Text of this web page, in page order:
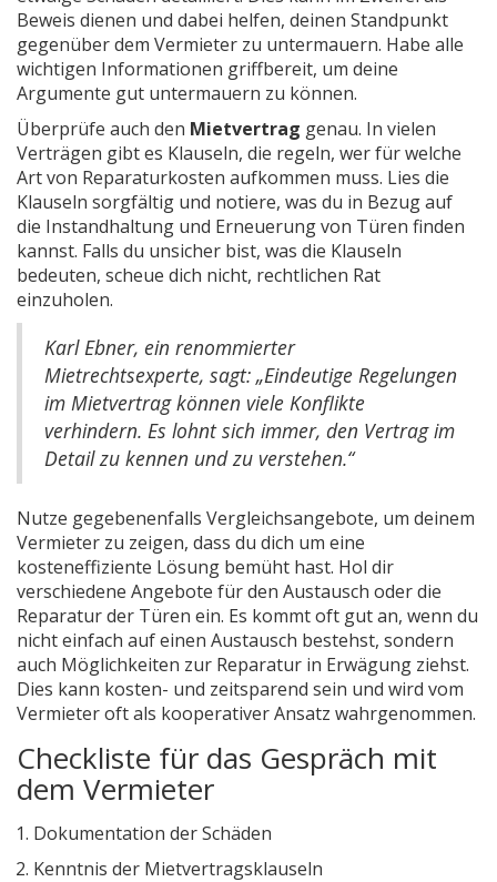
Beweis dienen und dabei helfen, deinen Standpunkt
gegenüber dem Vermieter zu untermauern. Habe alle
wichtigen Informationen griffbereit, um deine
Argumente gut untermauern zu können.
Überprüfe auch den Mietvertrag genau. In vielen
Verträgen gibt es Klauseln, die regeln, wer für welche
Art von Reparaturkosten aufkommen muss. Lies die
Klauseln sorgfältig und notiere, was du in Bezug auf
die Instandhaltung und Erneuerung von Türen finden
kannst. Falls du unsicher bist, was die Klauseln
bedeuten, scheue dich nicht, rechtlichen Rat
einzuholen.
Karl Ebner, ein renommierter
Mietrechtsexperte, sagt: „Eindeutige Regelungen
im Mietvertrag können viele Konflikte
verhindern. Es lohnt sich immer, den Vertrag im
Detail zu kennen und zu verstehen.“
Nutze gegebenenfalls Vergleichsangebote, um deinem
Vermieter zu zeigen, dass du dich um eine
kosteneffiziente Lösung bemüht hast. Hol dir
verschiedene Angebote für den Austausch oder die
Reparatur der Türen ein. Es kommt oft gut an, wenn du
nicht einfach auf einen Austausch bestehst, sondern
auch Möglichkeiten zur Reparatur in Erwägung ziehst.
Dies kann kosten- und zeitsparend sein und wird vom
Vermieter oft als kooperativer Ansatz wahrgenommen.
Checkliste für das Gespräch mit
dem Vermieter
Dokumentation der Schäden
Kenntnis der Mietvertragsklauseln